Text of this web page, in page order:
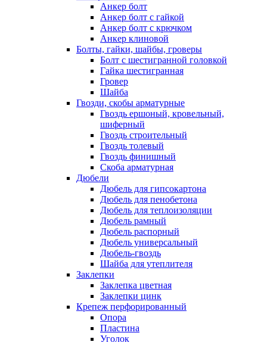
Анкер болт
Анкер болт с гайкой
Анкер болт с крючком
Анкер клиновой
Болты, гайки, шайбы, гроверы
Болт c шестигранной головкой
Гайка шестигранная
Гровер
Шайба
Гвозди, скобы арматурные
Гвоздь ершоный, кровельный,
шиферный
Гвоздь строительный
Гвоздь толевый
Гвоздь финишный
Скоба арматурная
Дюбели
Дюбель для гипсокартона
Дюбель для пенобетона
Дюбель для теплоизоляции
Дюбель рамный
Дюбель распорный
Дюбель универсальный
Дюбель-гвоздь
Шайба для утеплителя
Заклепки
Заклепка цветная
Заклепки цинк
Крепеж перфорированный
Опора
Пластина
Уголок